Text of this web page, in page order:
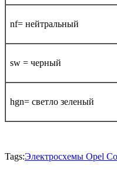
nf= нейтральный
sw = черный
hgn= светло зеленый
Tags:Электросхемы Opel